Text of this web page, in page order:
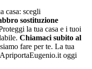
casa: scegli
sostituzione
la tua casa e i tuoi
Chiamaci subito al
fare per te. La tua
oggi